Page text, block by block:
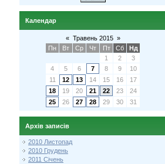
Календар
« Травень 2015 »
Пн
Вт Ср Чт Пт Сб
Нд
1
2
3
4
5 6 7 8 9
10
11
12 13 14 15 16
17
18
19 20 21 22 23
24
25
26 27 28 29 30 31
Архів записів
2010 Листопад
2010 Грудень
2011 Січень